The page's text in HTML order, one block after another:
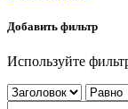
Добавить фильтр
Используйте